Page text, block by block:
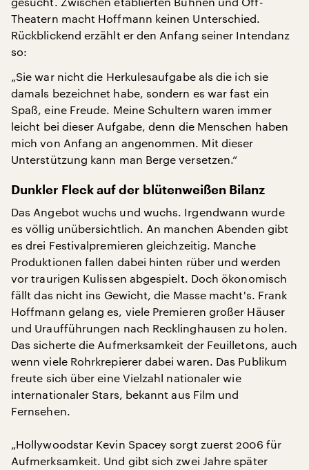
Theatern macht Hoffmann keinen Unterschied.
Rückblickend erzählt er den Anfang seiner Intendanz
so:
„Sie war nicht die Herkulesaufgabe als die ich sie
damals bezeichnet habe, sondern es war fast ein
Spaß, eine Freude. Meine Schultern waren immer
leicht bei dieser Aufgabe, denn die Menschen haben
mich von Anfang an angenommen. Mit dieser
Unterstützung kann man Berge versetzen.“
Dunkler Fleck auf der blütenweißen Bilanz
Das Angebot wuchs und wuchs. Irgendwann wurde
es völlig unübersichtlich. An manchen Abenden gibt
es drei Festivalpremieren gleichzeitig. Manche
Produktionen fallen dabei hinten rüber und werden
vor traurigen Kulissen abgespielt. Doch ökonomisch
fällt das nicht ins Gewicht, die Masse macht's. Frank
Hoffmann gelang es, viele Premieren großer Häuser
und Uraufführungen nach Recklinghausen zu holen.
Das sicherte die Aufmerksamkeit der Feuilletons, auch
wenn viele Rohrkrepierer dabei waren. Das Publikum
freute sich über eine Vielzahl nationaler wie
internationaler Stars, bekannt aus Film und
Fernsehen.
„Hollywoodstar Kevin Spacey sorgt zuerst 2006 für
Aufmerksamkeit. Und gibt sich zwei Jahre später